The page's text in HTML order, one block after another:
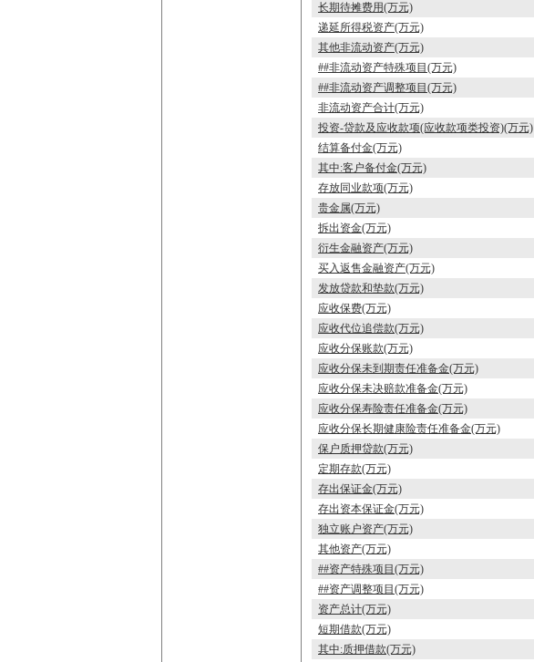
长期待摊费用(万元)
递延所得税资产(万元)
其他非流动资产(万元)
##非流动资产特殊项目(万元)
##非流动资产调整项目(万元)
非流动资产合计(万元)
投资-贷款及应收款项(应收款项类投资)(万元)
结算备付金(万元)
其中:客户备付金(万元)
存放同业款项(万元)
贵金属(万元)
拆出资金(万元)
衍生金融资产(万元)
买入返售金融资产(万元)
发放贷款和垫款(万元)
应收保费(万元)
应收代位追偿款(万元)
应收分保账款(万元)
应收分保未到期责任准备金(万元)
应收分保未决赔款准备金(万元)
应收分保寿险责任准备金(万元)
应收分保长期健康险责任准备金(万元)
保户质押贷款(万元)
定期存款(万元)
存出保证金(万元)
存出资本保证金(万元)
独立账户资产(万元)
其他资产(万元)
##资产特殊项目(万元)
##资产调整项目(万元)
资产总计(万元)
短期借款(万元)
其中:质押借款(万元)